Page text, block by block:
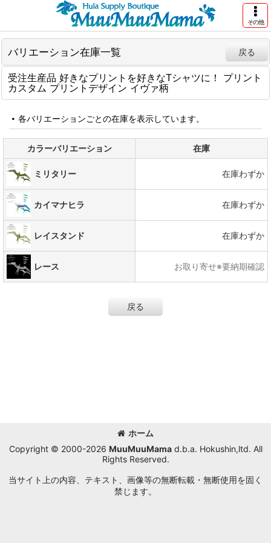
その他
バリエーション在庫一覧 戻る
受注生産品 好きなプリントを好きなTシャツに！ プリント
カスタム プリントデザイン イヴァ柄
各バリエーションごとの在庫を表示しています。
カラーバリエーション 在庫
ミリタリー 在庫わずか
カイマナヒラ 在庫わずか
レイスタンド 在庫わずか
レース お取り寄せ※要納期確認
戻る
ホーム
Copyright © 2000-2026 MuuMuuMamad.b.a. Hokushin,ltd. All
Rights Reserved.
当サイト上の内容、テキスト、画像等の無断転載・無断使用を固く
禁じます。